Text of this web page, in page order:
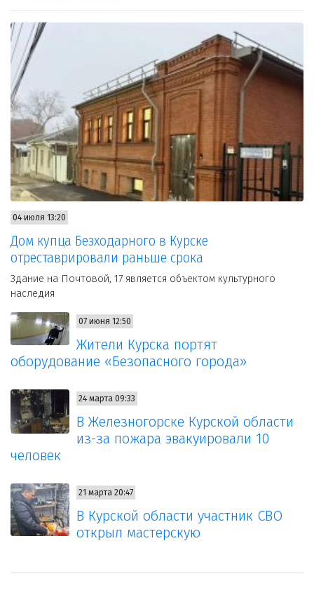
04 июля 13:20
Дом купца Безходарного в Курске
отреставрировали раньше срока
Здание на Почтовой, 17 является объектом культурного
наследия
07 июня 12:50
Жители Курска портят
оборудование «Безопасного города»
24 марта 09:33
В Железногорске Курской области
из-за пожара эвакуировали 10
человек
21 марта 20:47
В Курской области участник СВО
открыл мастерскую